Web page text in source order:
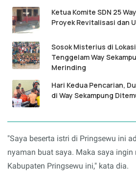
Ketua Komite SDN 25
Proyek Revitalisasi dan
Sosok Misterius di
Tenggelam Way
Merinding
Hari Kedua Pencarian,
di Way Sekampung
"Saya beserta istri di Pringsewu ini
nyaman buat saya. Maka saya ingin
Kabupaten Pringsewu ini," kata dia.